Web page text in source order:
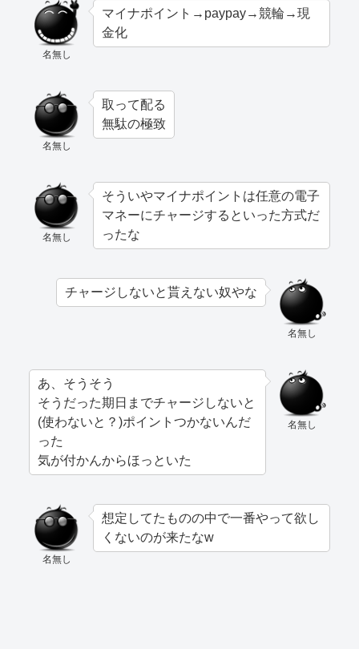
名無し
マイナポイント→paypay→競輪→現
金化
名無し
取って配る
無駄の極致
名無し
そういやマイナポイントは任意の電子
マネーにチャージするといった方式だ
ったな
名無し
チャージしないと貰えない奴やな
名無し
あ、そうそう
そうだった期日までチャージしないと
(使わないと？)ポイントつかないんだ
った
気が付かんからほっといた
名無し
想定してたものの中で一番やって欲し
くないのが来たなw